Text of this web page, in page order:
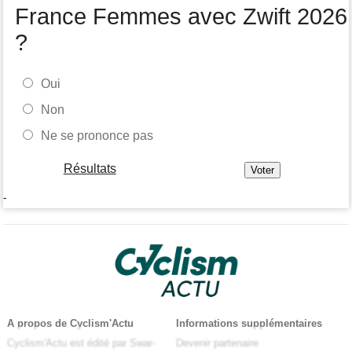
France Femmes avec Zwift 2026
?
Oui
Non
Ne se prononce pas
Résultats
-
A propos de Cyclism'Actu
Cyclism'Actu est édité par Swar-
Informations supplémentaires
Devenir partenaire